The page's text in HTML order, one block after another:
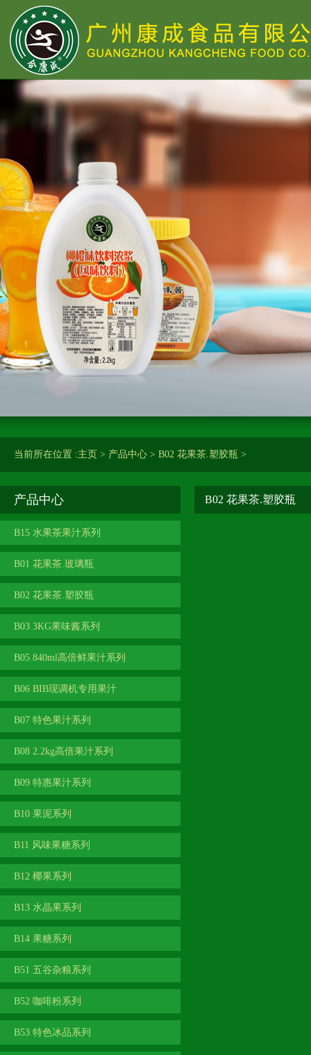
当前所在位置 :主页 > 产品中心 > B02 花果茶.塑胶瓶 >
产品中心
B15 水果茶果汁系列
B01 花果茶.玻璃瓶
B02 花果茶.塑胶瓶
B03 3KG果味酱系列
B05 840ml高倍鲜果汁系列
B06 BIB现调机专用果汁
B07 特色果汁系列
B08 2.2kg高倍果汁系列
B09 特惠果汁系列
B10 果泥系列
B11 风味果糖系列
B12 椰果系列
B13 水晶果系列
B14 果糖系列
B51 五谷杂粮系列
B52 咖啡粉系列
B53 特色冰品系列
B02 花果茶.塑胶瓶